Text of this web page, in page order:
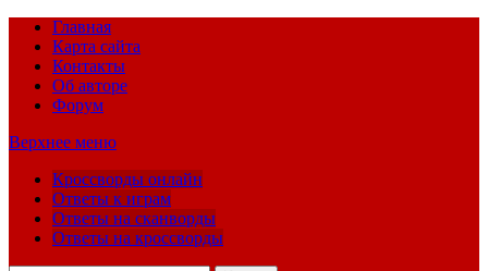
Главная
Карта сайта
Контакты
Об авторе
Форум
Верхнее меню
Кроссворды онлайн
Ответы к играм
Ответы на сканворды
Ответы на кроссворды